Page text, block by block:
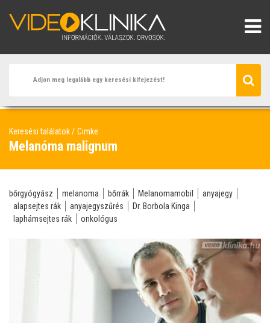
Keresési találatok Cimke
Melanóma malignum
bőrgyógyász melanoma bőrrák Melanomamobil
anyajegy
alapsejtes rák
anyajegyszűrés
Dr. Borbola Kinga
laphámsejtes rák
onkológus